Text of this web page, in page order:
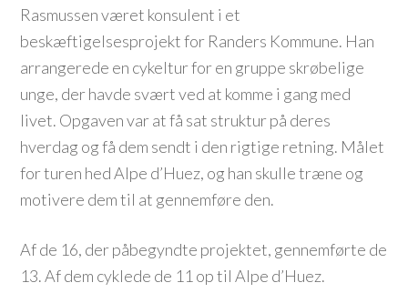
Rasmussen været konsulent i et
beskæftigelsesprojekt for Randers Kommune. Han
arrangerede en cykeltur for en gruppe skrøbelige
unge, der havde svært ved at komme i gang med
livet. Opgaven var at få sat struktur på deres
hverdag og få dem sendt i den rigtige retning. Målet
for turen hed Alpe d’Huez, og han skulle træne og
motivere dem til at gennemføre den.
Af de 16, der påbegyndte projektet, gennemførte de
13. Af dem cyklede de 11 op til Alpe d’Huez.